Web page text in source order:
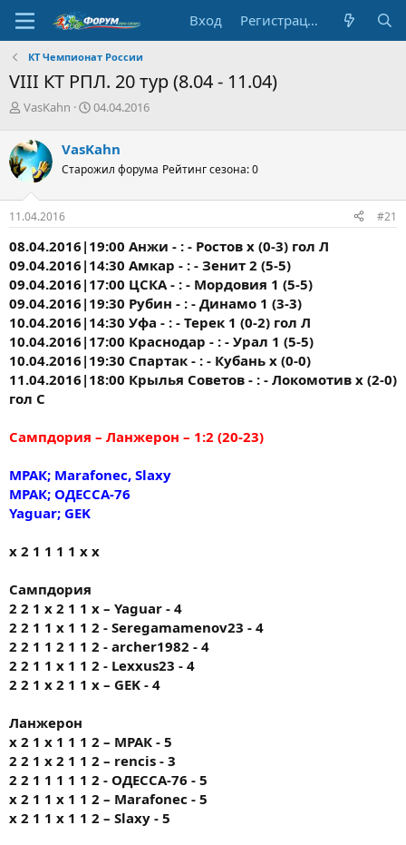
Вход Регистрация
КT Чемпионат России
VIII КТ РПЛ. 20 тур (8.04 - 11.04)
А
т
о
р
е
м
VasKahn
Д
а
н
ч
а
04.04.2016
VasKahn
Старожил форума Рейтинг сезона: 0
11.04.2016 #21
08.04.2016|19:00 Анжи - : - Ростов х (0-3) гол Л
09.04.2016|14:30 Амкар - : - Зенит 2 (5-5)
09.04.2016|17:00 ЦСКА - : - Мордовия 1 (5-5)
09.04.2016|19:30 Рубин - : - Динамо 1 (3-3)
10.04.2016|14:30 Уфа - : - Терек 1 (0-2) гол Л
10.04.2016|17:00 Краснодар - : - Урал 1 (5-5)
10.04.2016|19:30 Спартак - : - Кубань х (0-0)
11.04.2016|18:00 Крылья Советов - : - Локомотив х (2-0)
гол С
Сампдория – Ланжерон – 1:2 (20-23)
МРАК; Marafonec, Slaxy
МРАК; ОДЕССА-76
Yaguar; GEK
х 2 1 1 1 1 х х
Сампдория
2 2 1 х 2 1 1 х – Yaguar - 4
2 2 1 1 х 1 1 2 - Seregamamenov23 - 4
2 2 1 1 2 1 1 2 - archer1982 - 4
2 2 1 1 х 1 1 2 - Lexxus23 - 4
2 2 1 х 2 1 1 х – GEK - 4
Ланжерон
х 2 1 х 1 1 1 2 – МРАК - 5
2 2 1 x 2 1 1 2 – rencis - 3
2 2 1 1 1 1 1 2 - ОДЕССА-76 - 5
х 2 1 1 х 1 1 2 – Marafonec - 5
х 2 1 1 х 1 1 2 – Slaxy - 5